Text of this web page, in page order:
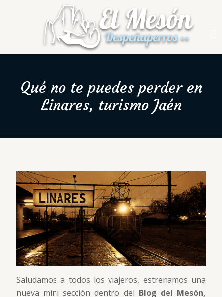
Qué no te puedes perder en
Linares, turismo Jaén
Saludamos a todos los viajeros, estrenamos una
nueva mini sección dentro del Blog del Mesón,